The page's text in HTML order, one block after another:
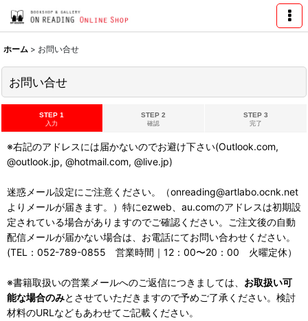
ホーム > お問い合せ
お問い合せ
STEP 1
入力
STEP 2
確認
STEP 3
完了
※右記のアドレスには届かないのでお避け下さい(Outlook.com,
@outlook.jp, @hotmail.com, @live.jp)
迷惑メール設定にご注意ください。（onreading@artlabo.ocnk.net
よりメールが届きます。）特にezweb、au.comのアドレスは初期設
定されている場合がありますのでご確認ください。ご注文後の自動
配信メールが届かない場合は、お電話にてお問い合わせください。
(TEL：052-789-0855 営業時間｜12：00〜20：00 火曜定休）
※書籍取扱いの営業メールへのご返信につきましては、 お取扱い可
能な場合のみとさせていただきますので予めご了承ください。検討
材料のURLなどもあわせてご記載ください。